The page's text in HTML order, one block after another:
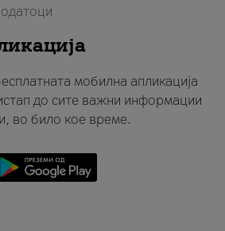
мобилна апликација
до сите важни информации
во било кое време.